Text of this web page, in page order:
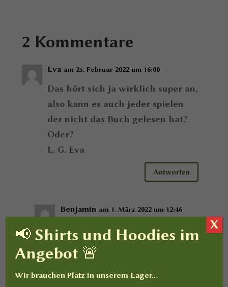
2 Kommentare
Eva am 25. Februar 2022 um 16:00
Das hört sich ja wirklich super an,
also kann es auch jeder spielen
der nicht das Buch gelesen hat?
Oder?
L. G. Eva
Antworten
Benjamin am 1. März 2022 um 12:46
Hallo Eva,
das WIRKRAFT-Spiel hat direkt
📢 Shirts und Hoodies im
Angebot 🚨
Wir brauchen Platz in unserem Lager…
X